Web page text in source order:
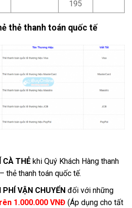
195
thẻ thanh toán quốc tế
CÀ THẺkhi Quý Khách Hàng thanh
thẻ thanh toán quốc tế.
VẬN CHUYỂNđối với những
1.000.000 VNĐ (Áp dụng cho tất